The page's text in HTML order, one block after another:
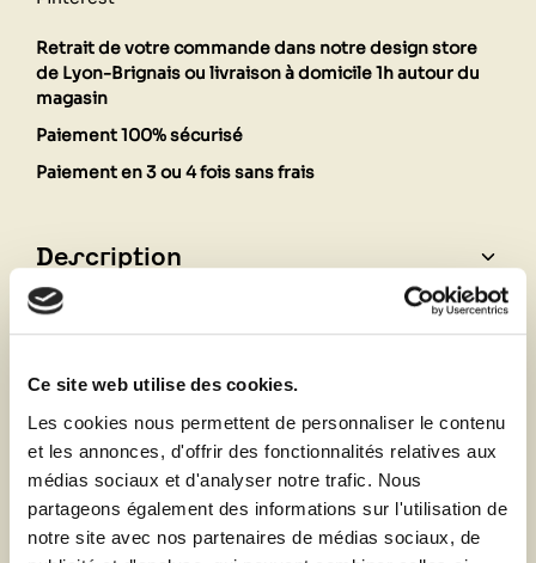
Ce site web utilise des cookies.
Les cookies nous permettent de personnaliser le contenu
et les annonces, d'offrir des fonctionnalités relatives aux
médias sociaux et d'analyser notre trafic. Nous
partageons également des informations sur l'utilisation de
notre site avec nos partenaires de médias sociaux, de
Retrait de votre commande dans notre design store
de Lyon-Brignais ou livraison à domicile 1h autour du
magasin
Paiement 100% sécurisé
Paiement en 3 ou 4 fois sans frais
Description
Fiche technique
Vous aimerez aussi